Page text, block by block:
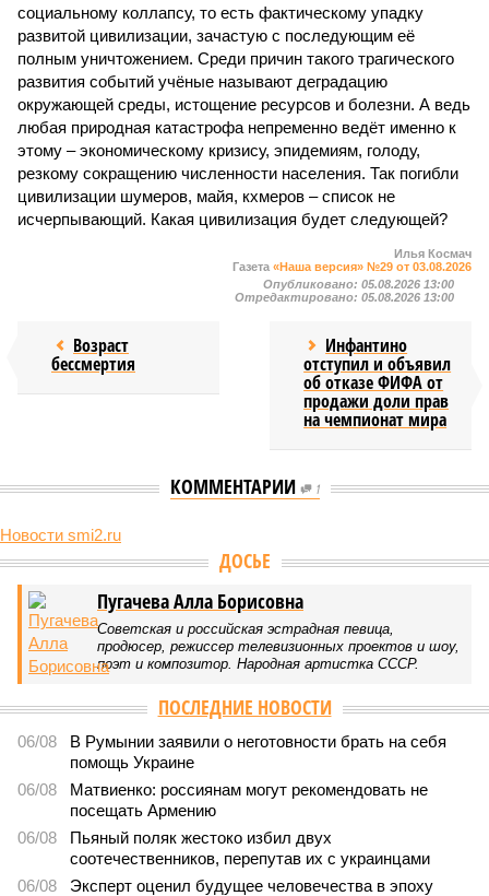
социальному коллапсу, то есть фактическому упадку
развитой цивилизации, зачастую с последующим её
полным уничтожением. Среди причин такого трагического
развития событий учёные называют деградацию
окружающей среды, истощение ресурсов и болезни. А ведь
любая природная катастрофа непременно ведёт именно к
этому – экономическому кризису, эпидемиям, голоду,
резкому сокращению численности населения. Так погибли
цивилизации шумеров, майя, кхмеров – список не
исчерпывающий. Какая цивилизация будет следующей?
Илья Космач
Газета «Наша версия» №29 от 03.08.2026
Опубликовано: 05.08.2026 13:00
Отредактировано: 05.08.2026 13:00
Возраст
бессмертия
Инфантино
отступил и объявил
об отказе ФИФА от
продажи доли прав
на чемпионат мира
КОММЕНТАРИИ 1
Новости smi2.ru
ДОСЬЕ
Пугачева Алла Борисовна
Советская и российская эстрадная певица,
продюсер, режиссер телевизионных проектов и шоу,
поэт и композитор. Народная артистка СССР.
ПОСЛЕДНИЕ НОВОСТИ
06/08
В Румынии заявили о неготовности брать на себя
помощь Украине
06/08
Матвиенко: россиянам могут рекомендовать не
посещать Армению
06/08
Пьяный поляк жестоко избил двух
соотечественников, перепутав их с украинцами
06/08
Эксперт оценил будущее человечества в эпоху